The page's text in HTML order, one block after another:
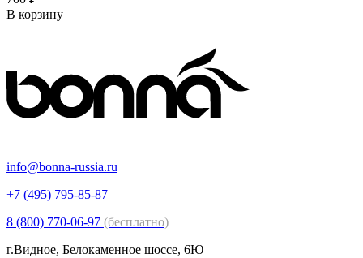
В корзину
info@bonna-russia.ru
+7 (495) 795-85-87
8 (800) 770-06-97 (бесплатно)
г.Видное, Белокаменное шоссе, 6Ю